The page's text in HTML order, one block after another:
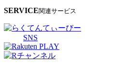
SERVICE関連サービス
SNS